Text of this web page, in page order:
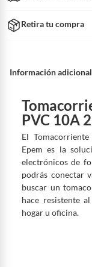
Retira tu compra
Información adicional
PVC 10A
El
Epem es la
electrónicos de
podrás conectar
buscar un
hace resistente
hogar u oficina.